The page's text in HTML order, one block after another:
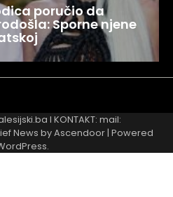
poručio da
Sporne njene
I KONTAKT: mail:
News byAscendoor | Powered
.